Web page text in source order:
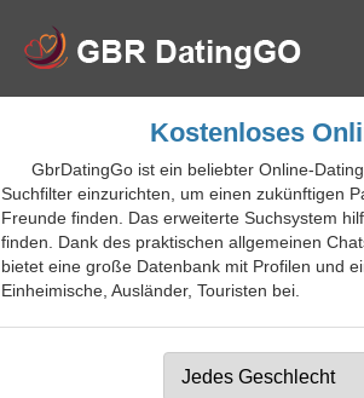
Kostenloses
GbrDatingGo ist ein beliebter Online-
Suchfilter einzurichten, um einen zukünftigen
Freunde finden. Das erweiterte Suchsystem
finden. Dank des praktischen allgemeinen
bietet eine große Datenbank mit Profilen und
Einheimische, Ausländer, Touristen bei.